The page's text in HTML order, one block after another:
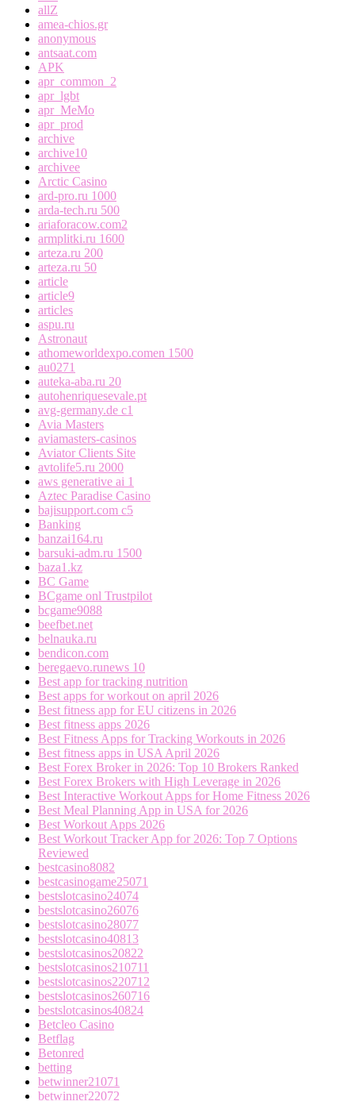
allZ
amea-chios.gr
anonymous
antsaat.com
APK
apr_common_2
apr_lgbt
apr_MeMo
apr_prod
archive
archive10
archivee
Arctic Casino
ard-pro.ru 1000
arda-tech.ru 500
ariaforacow.com2
armplitki.ru 1600
arteza.ru 200
arteza.ru 50
article
article9
articles
aspu.ru
Astronaut
athomeworldexpo.comen 1500
au0271
auteka-aba.ru 20
autohenriquesevale.pt
avg-germany.de c1
Avia Masters
aviamasters-casinos
Aviator Clients Site
avtolife5.ru 2000
aws generative ai 1
Aztec Paradise Casino
bajisupport.com c5
Banking
banzai164.ru
barsuki-adm.ru 1500
baza1.kz
BC Game
BCgame onl Trustpilot
bcgame9088
beefbet.net
belnauka.ru
bendicon.com
beregaevo.runews 10
Best app for tracking nutrition
Best apps for workout on april 2026
Best fitness app for EU citizens in 2026
Best fitness apps 2026
Best Fitness Apps for Tracking Workouts in 2026
Best fitness apps in USA April 2026
Best Forex Broker in 2026: Top 10 Brokers Ranked
Best Forex Brokers with High Leverage in 2026
Best Interactive Workout Apps for Home Fitness 2026
Best Meal Planning App in USA for 2026
Best Workout Apps 2026
Best Workout Tracker App for 2026: Top 7 Options
Reviewed
bestcasino8082
bestcasinogame25071
bestslotcasino24074
bestslotcasino26076
bestslotcasino28077
bestslotcasino40813
bestslotcasinos20822
bestslotcasinos210711
bestslotcasinos220712
bestslotcasinos260716
bestslotcasinos40824
Betcleo Casino
Betflag
Betonred
betting
betwinner21071
betwinner22072